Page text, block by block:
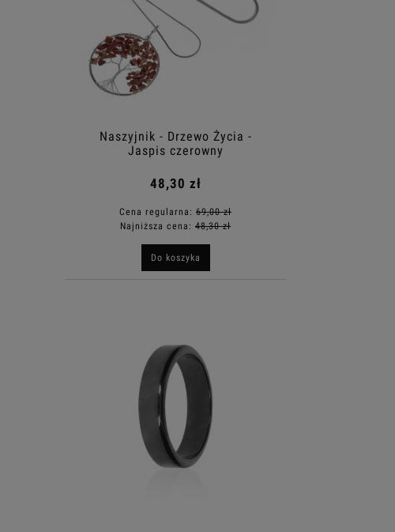
Naszyjnik - Drzewo Życia -
Jaspis czerowny
48,30 zł
Cena regularna: 69,00 zł
Najniższa cena: 48,30 zł
Do koszyka